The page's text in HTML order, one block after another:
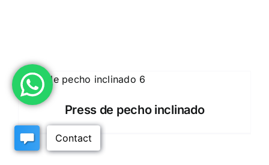
Press de pecho inclinado